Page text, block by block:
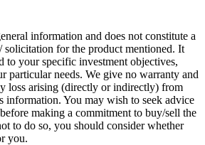
information and does not constitute a
solicitation for the product mentioned. It
to your specific investment objectives,
particular needs. We give no warranty and
loss arising (directly or indirectly) from
information. You may wish to seek advice
making a commitment to buy/sell the
to do so, you should consider whether
you.